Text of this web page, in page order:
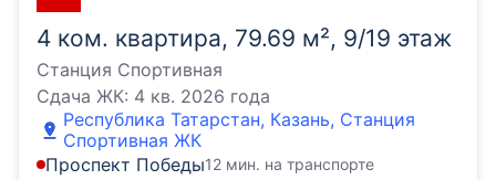
4 ком. квартира, 79.69 м², 9/19 этаж
Станция Спортивная
Сдача ЖК: 4 кв. 2026 года
Республика Татарстан, Казань, Станция
Спортивная ЖК
Проспект Победы12 мин. на транспорте